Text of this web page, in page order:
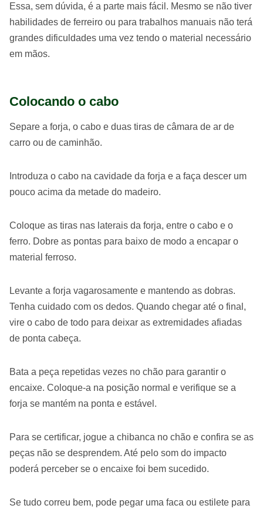
Essa, sem dúvida, é a parte mais fácil. Mesmo se não tiver
habilidades de ferreiro ou para trabalhos manuais não terá
grandes dificuldades uma vez tendo o material necessário
em mãos.
Colocando o cabo
Separe a forja, o cabo e duas tiras de câmara de ar de
carro ou de caminhão.
Introduza o cabo na cavidade da forja e a faça descer um
pouco acima da metade do madeiro.
Coloque as tiras nas laterais da forja, entre o cabo e o
ferro. Dobre as pontas para baixo de modo a encapar o
material ferroso.
Levante a forja vagarosamente e mantendo as dobras.
Tenha cuidado com os dedos. Quando chegar até o final,
vire o cabo de todo para deixar as extremidades afiadas
de ponta cabeça.
Bata a peça repetidas vezes no chão para garantir o
encaixe. Coloque-a na posição normal e verifique se a
forja se mantém na ponta e estável.
Para se certificar, jogue a chibanca no chão e confira se as
peças não se desprendem. Até pelo som do impacto
poderá perceber se o encaixe foi bem sucedido.
Se tudo correu bem, pode pegar uma faca ou estilete para